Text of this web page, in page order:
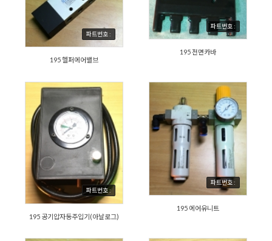
파트번호 :
195 헬퍼에어밸브
파트번호 :
195 전면카바
파트번호 :
195 공기압자동주입기(아날로그)
파트번호 :
195 에어유니트